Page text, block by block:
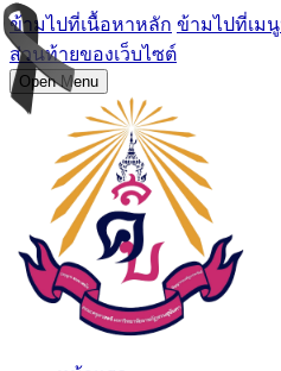
ข้ามไปที่เนื้อหาหลัก ข้ามไปที่เม
ส่วนท้ายของเว็บไซต์
Open Menu